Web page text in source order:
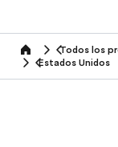
home Todos los
Estados Unidos